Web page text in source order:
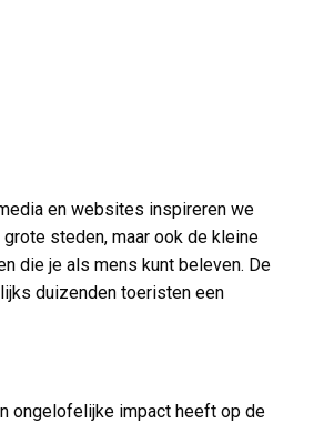
en websites inspireren we
steden, maar ook de kleine
die je als mens kunt beleven. De
duizenden toeristen een
ongelofelijke impact heeft op de